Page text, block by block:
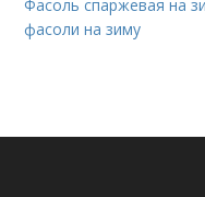
Фасоль спаржевая на
фасоли на зиму